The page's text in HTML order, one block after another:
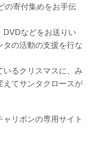
の寄付集めをお手伝
DVDなどをお送りい
タの活動の支援を行な
るクリスマスに、み
えてサンタクロースが
リボンの専用サイト